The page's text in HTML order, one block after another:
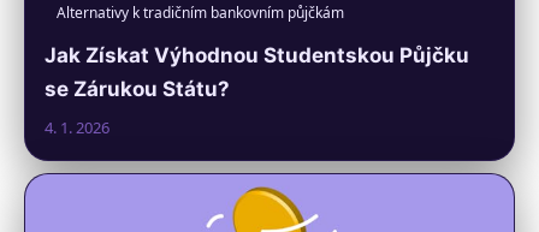
Alternativy k tradičním bankovním půjčkám
Jak Získat Výhodnou Studentskou Půjčku
se Zárukou Státu?
4. 1. 2026